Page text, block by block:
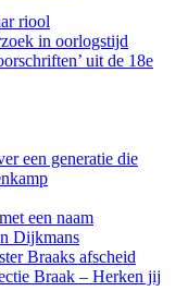
riool
in oorlogstijd
uit de 18e
een generatie die
een naam
Dijkmans
Braaks afscheid
Braak – Herken jij